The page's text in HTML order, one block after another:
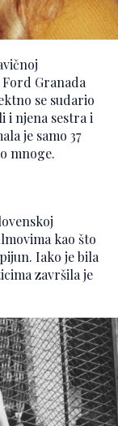
Granada
se sudario
i njena sestra i
je samo 37
mnoge.
kao što
Iako je bila
završila je